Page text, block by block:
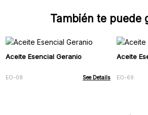
También te puede
Aceite Esencial Geranio
EO-08 See Details
Aceite
EO-69